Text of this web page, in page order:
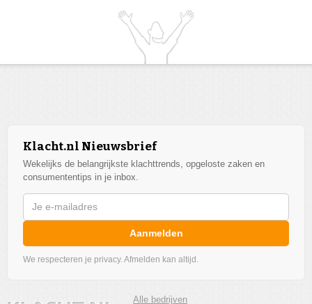
Klacht.nl Nieuwsbrief
Wekelijks de belangrijkste klachttrends, opgeloste zaken en
consumententips in je inbox.
Aanmelden
We respecteren je privacy. Afmelden kan altijd.
Alle bedrijven